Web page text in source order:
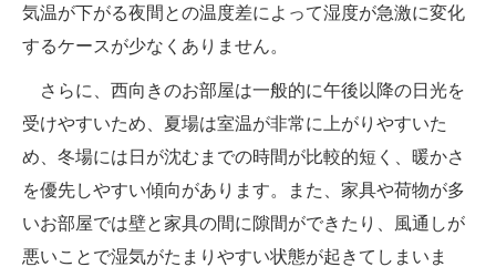
気温が下がる夜間との温度差によって湿度が急激に変化
するケースが少なくありません。
さらに、西向きのお部屋は一般的に午後以降の日光を
受けやすいため、夏場は室温が非常に上がりやすいた
め、冬場には日が沈むまでの時間が比較的短く、暖かさ
を優先しやすい傾向があります。また、家具や荷物が多
いお部屋では壁と家具の間に隙間ができたり、風通しが
悪いことで湿気がたまりやすい状態が起きてしまいま